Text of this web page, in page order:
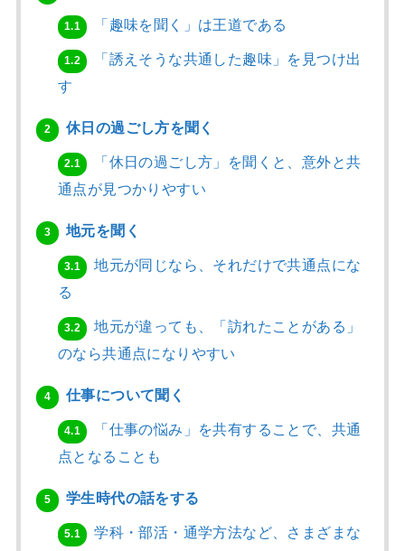
1.1 「趣味を聞く」は王道である
1.2
「誘えそうな共通した趣味」を見つけ出
す
2 休日の過ごし方を聞く
2.1
「休日の過ごし方」を聞くと、意外と共
通点が見つかりやすい
3 地元を聞く
3.1
地元が同じなら、それだけで共通点にな
る
3.2
地元が違っても、「訪れたことがある」
のなら共通点になりやすい
4 仕事について聞く
4.1
「仕事の悩み」を共有することで、共通
点となることも
5 学生時代の話をする
5.1
学科・部活・通学方法など、さまざまな